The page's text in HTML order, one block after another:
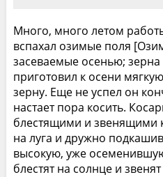
Много, много летом
вспахал озимые поля
засеваемые осенью;
приготовил к осени
зерну. Еще не успел он
настает пора косить.
блестящими и звенящими
на луга и дружно
высокую, уже
блестят на солнце и